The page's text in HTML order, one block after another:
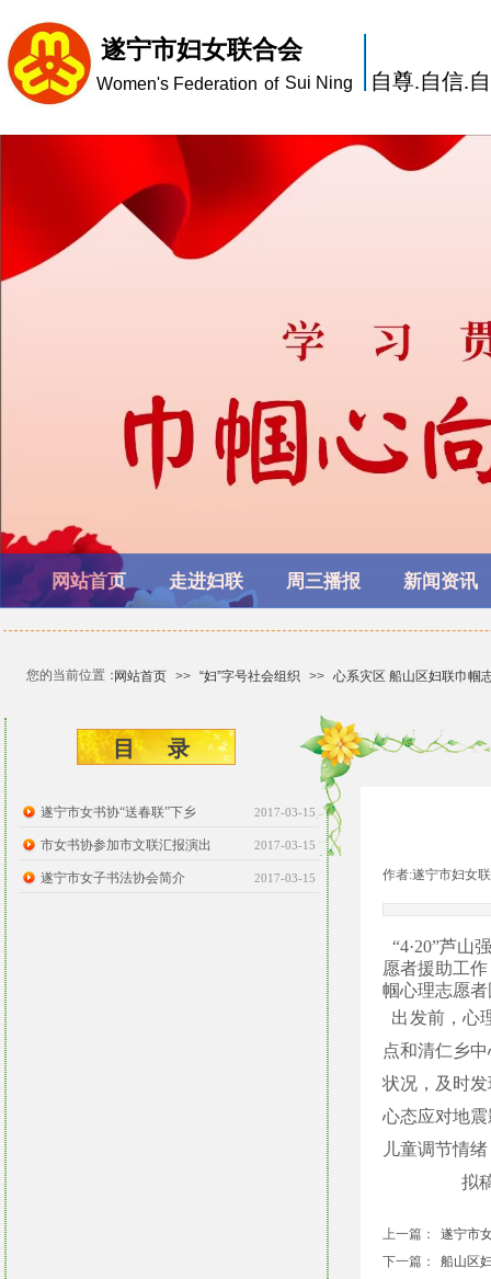
Women's Federation
遂宁市妇女联合会
of Sui Ning 自尊.自信.
网站首页 走进妇联 周三播报 新闻资讯
您的当前位置：网站首页 >> “妇”字号社会组织 >> 心系灾区 船山区妇联巾帼
目 ​​录
作者:遂宁市妇女
“4·20”芦山
愿者援助工
帼心理志愿
出发前，心
点和清仁乡
状况，及时
心态应对地
儿童调节情
拟稿人
上一篇：
遂宁市
下一篇：
船山区
遂宁市女书协“送春联”下乡 2017-03-15
市女书协参加市文联汇报演出 2017-03-15
遂宁市女子书法协会简介 2017-03-15